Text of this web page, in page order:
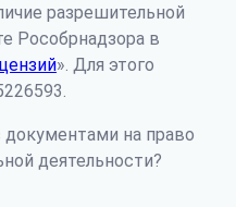
разрешительной
Рособрнадзора в
». Для этого
документами на право
деятельности?